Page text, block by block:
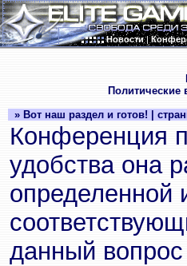
Новости|
» Вот наш раздел и готов! |
Конференция
удобства она
определенной
данный